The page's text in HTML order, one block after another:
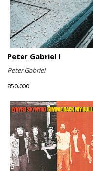
Peter Gabriel I
Peter Gabriel
850.000